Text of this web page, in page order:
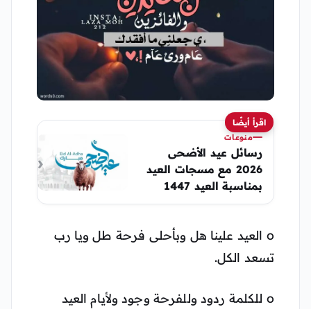
اقرأ أيضًا
منوعات
رسائل عيد الأضحى
2026 مع مسجات العيد
بمناسبة العيد 1447
رسائل واتس اب الحج
o العيد علينا هل وبأحلى فرحة طل ويا رب
تسعد الكل.
o للكلمة ردود وللفرحة وجود ولأيام العيد